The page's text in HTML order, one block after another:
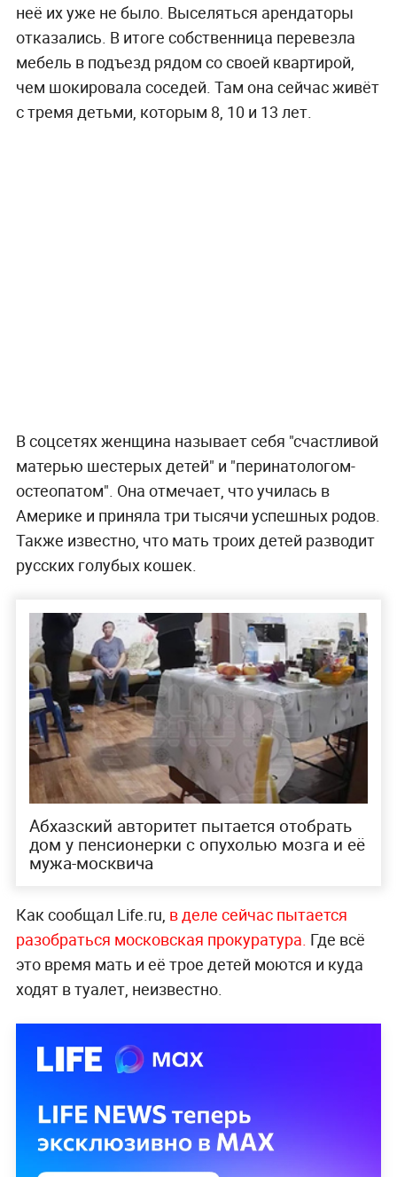
неё их уже не было. Выселяться арендаторы
отказались. В итоге собственница перевезла
мебель в подъезд рядом со своей квартирой,
чем шокировала соседей. Там она сейчас живёт
с тремя детьми, которым 8, 10 и 13 лет.
В соцсетях женщина называет себя "счастливой
матерью шестерых детей" и "перинатологом-
остеопатом". Она отмечает, что училась в
Америке и приняла три тысячи успешных родов.
Также известно, что мать троих детей разводит
русских голубых кошек.
Абхазский авторитет пытается отобрать
дом у пенсионерки с опухолью мозга и её
мужа-москвича
Как сообщал Life.ru, в деле сейчас пытается
разобраться московская прокуратура. Где всё
это время мать и её трое детей моются и куда
ходят в туалет, неизвестно.